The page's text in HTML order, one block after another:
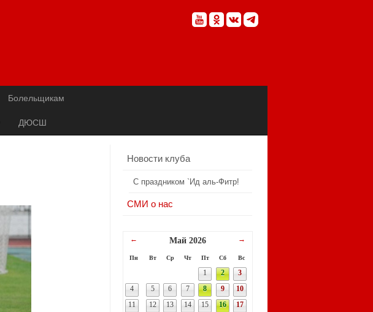
Болельщикам
ДЮСШ
Новости клуба
С праздником `Ид аль-Фитр!
СМИ о нас
← Май 2026 →
Пн Вт Ср Чт Пт Сб Вс
1 2
3
4
5 6 7 8 9
10
11
12 13 14 15 16
17